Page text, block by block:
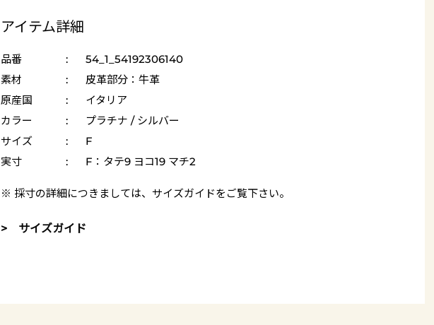
アイテム詳細
品番 :
54_1_54192306140
素材
:
皮革部分：牛革
原産国
:
イタリア
カラー
:
プラチナ / シルバー
サイズ
:
F
実寸
: F：タテ9 ヨコ19 マチ2
※ 採寸の詳細につきましては、 サイズガイドをご覧下さい。
> サイズガイド